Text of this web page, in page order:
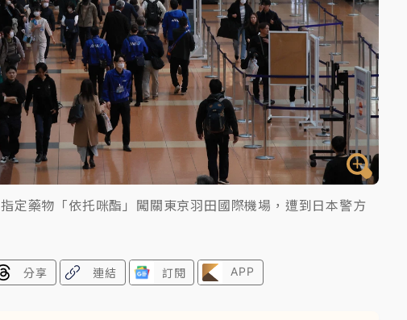
定藥物「依托咪酯」闖關東京羽田國際機場，遭到日本警方
分享 連結 訂閱 APP